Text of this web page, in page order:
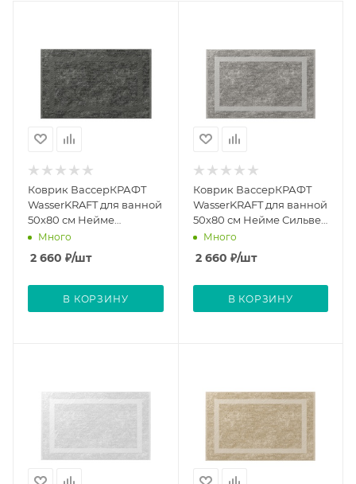
Коврик ВассерКРАФТ
WasserKRAFT для ванной
50х80 см Нейме
Монумент Neime
Monument
Много
2 660 ₽/шт
В КОРЗИНУ
Коврик ВассерКРАФТ
WasserKRAFT для ванной
50х80 см Нейме Сильвер
Neime Silver
Много
2 660 ₽/шт
В КОРЗИНУ